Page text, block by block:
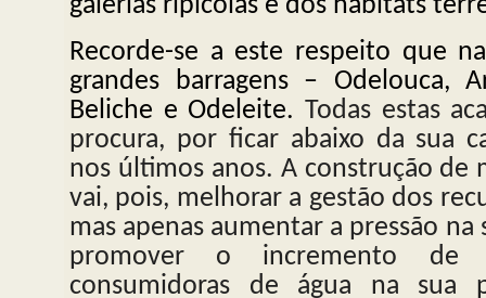
galerias ripícolas e dos habitats
Recorde-se a este respeito que
grandes barragens – Odelouca,
Beliche e Odeleite. Todas estas
procura, por ficar abaixo da sua
nos últimos anos. A construção de
vai, pois, melhorar a gestão dos
mas apenas aumentar a pressão
promover o incremento de
consumidoras de água na sua